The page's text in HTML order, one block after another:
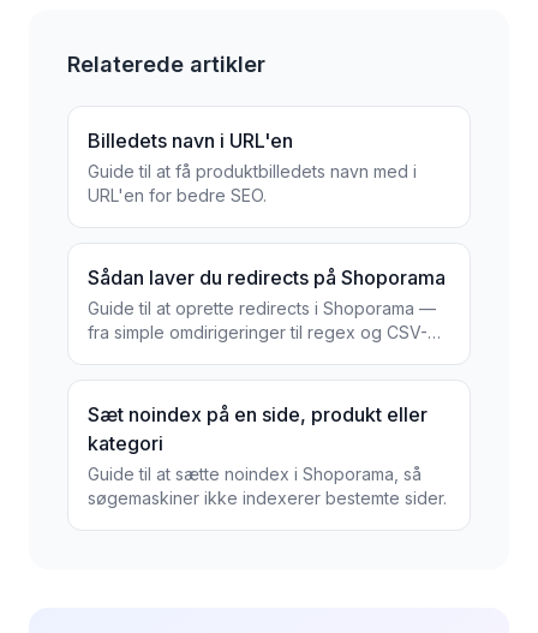
Relaterede artikler
Billedets navn i URL'en
Guide til at få produktbilledets navn med i
URL'en for bedre SEO.
Sådan laver du redirects på Shoporama
Guide til at oprette redirects i Shoporama —
fra simple omdirigeringer til regex og CSV-
Sæt noindex på en side, produkt eller
kategori
Guide til at sætte noindex i Shoporama, så
søgemaskiner ikke indexerer bestemte sider.